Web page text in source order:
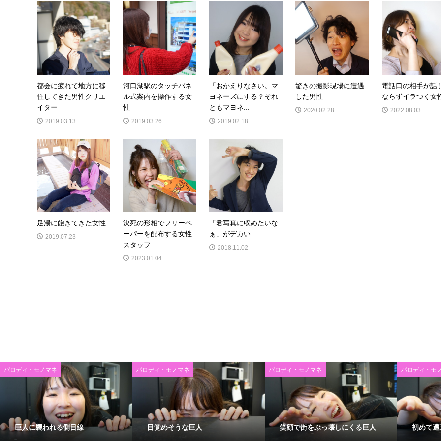
都会に疲れて地方に移
住してきた男性クリエ
イター
2019.03.13
河口湖駅のタッチパネ
ル式案内を操作する女
性
2019.03.26
「おかえりなさい。マ
ヨネーズにする？それ
ともマヨネ...
2019.02.18
驚きの撮影現場に遭遇
した男性
2020.02.28
電話口の相手が話
ならずイラつく女
2022.08.03
足湯に飽きてきた女性
2019.07.23
決死の形相でフリーペ
ーパーを配布する女性
スタッフ
2023.01.04
「君写真に収めたいな
ぁ」がデカい
2018.11.02
パロディ・モノマネ
巨人に襲われる側目線
パロディ・モノマネ
目覚めそうな巨人
パロディ・モノマネ
笑顔で街をぶっ壊しにくる巨人
パロディ・モ
初めて